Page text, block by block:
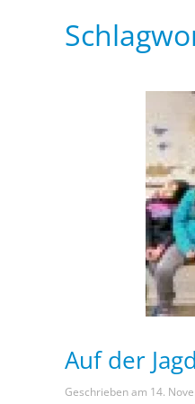
Auf der
Geschrieben am 14.